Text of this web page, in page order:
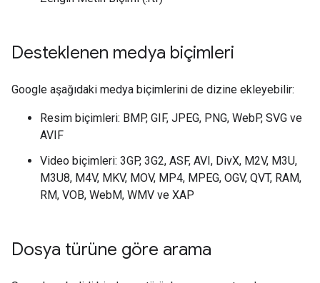
Desteklenen medya biçimleri
Google aşağıdaki medya biçimlerini de dizine ekleyebilir:
Resim biçimleri: BMP, GIF, JPEG, PNG, WebP, SVG ve
AVIF
Video biçimleri: 3GP, 3G2, ASF, AVI, DivX, M2V, M3U,
M3U8, M4V, MKV, MOV, MP4, MPEG, OGV, QVT, RAM,
RM, VOB, WebM, WMV ve XAP
Dosya türüne göre arama